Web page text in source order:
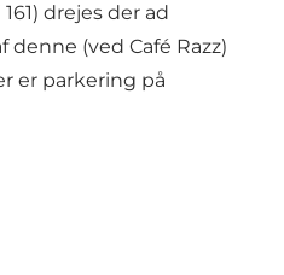
drejes der ad
denne (ved Café Razz)
er parkering på